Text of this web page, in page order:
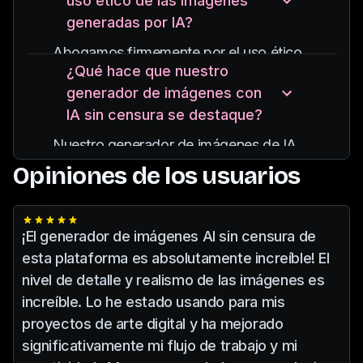
personalización.
Puede especificar varios parámetros,
como estilo, pose y elementos
artísticos, para adaptar las imágenes
generadas a sus preferencias.
generadas por IA?
Abogamos firmemente por el uso ético
de las imágenes generadas por IA.
Respete siempre la privacidad, obtenga
los permisos necesarios si utiliza
imágenes de personas reales y evite
crear contenido que pueda ser dañino u
ofensivo.
Nuestra plataforma proporciona pautas
y herramientas para ayudar a los
usuarios a cumplir con los estándares
éticos.
¿Qué hace que nuestro
generador de imágenes con
IA sin censura se destaque?
Nuestro generador de imágenes de IA
sin censura se destaca por su resultado
de alta calidad, su interfaz fácil de usar
y sus sólidas pautas éticas.
Actualizamos continuamente nuestros
modelos de IA para incorporar los
últimos avances en aprendizaje
automático, garantizando que nuestros
usuarios tengan acceso a las mejores
herramientas para crear arte con IA.
Opiniones de los usuarios
¡El generador de imágenes AI sin censura de
esta plataforma es absolutamente increíble! El
nivel de detalle y realismo de las imágenes es
increíble. Lo he estado usando para mis
proyectos de arte digital y ha mejorado
significativamente mi flujo de trabajo y mi